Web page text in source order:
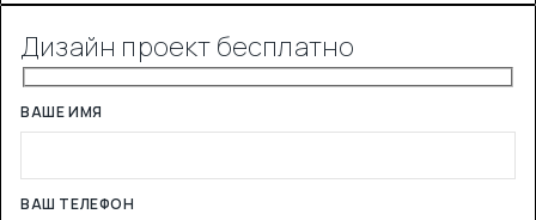
Дизайн проект бесплатно
ВАШЕ ИМЯ
ВАШ ТЕЛЕФОН